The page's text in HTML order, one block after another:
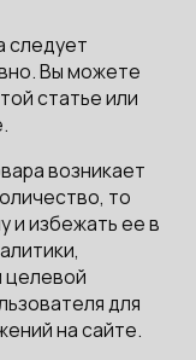
следует
Вы можете
статье или
возникает
то
и избежать ее в
целевой
для
на сайте.